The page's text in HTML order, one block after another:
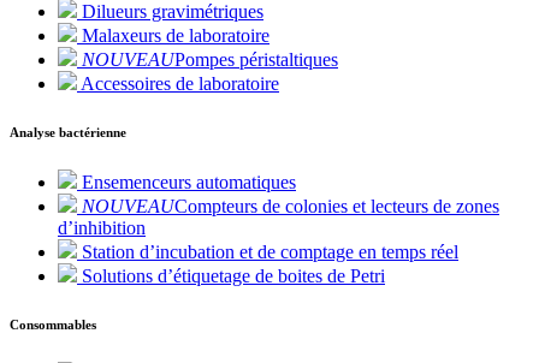
Dilueurs gravimétriques
Malaxeurs de laboratoire
NOUVEAUPompes péristaltiques
Accessoires de laboratoire
Analyse bactérienne
Ensemenceurs automatiques
NOUVEAUCompteurs de colonies et lecteurs de zones
d’inhibition
Station d’incubation et de comptage en temps réel
Solutions d’étiquetage de boites de Petri
Consommables